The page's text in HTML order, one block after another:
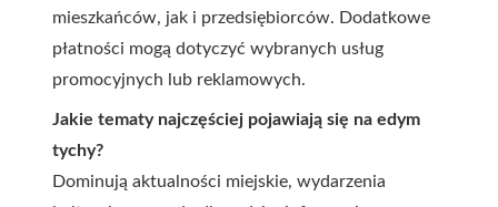
mieszkańców, jak i przedsiębiorców. Dodatkowe
płatności mogą dotyczyć wybranych usług
promocyjnych lub reklamowych.
Jakie tematy najczęściej pojawiają się na edym
tychy?
Dominują aktualności miejskie, wydarzenia